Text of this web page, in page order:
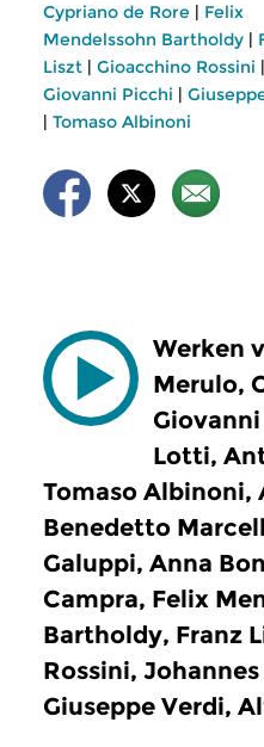
Cypriano de Rore | Felix
Mendelssohn Bartholdy |
Liszt | Gioacchino Rossini |
Giovanni Picchi |
| Tomaso Albinoni
Werken
Merulo,
Lotti,
Tomaso Albinoni,
Benedetto
Galuppi, Anna
Campra, Felix
Bartholdy, Franz
Rossini,
Giuseppe Verdi,